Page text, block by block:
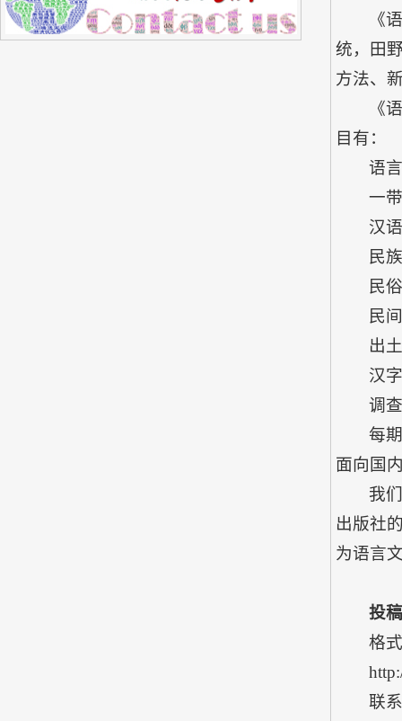
《
统，田
方法、
《
目有：
语
一
汉
民
民
民
出
汉
调
每
面向国
我
出版社
为语言
投
格
联